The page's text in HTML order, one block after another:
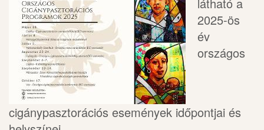
2025-ös
év
országos
cigánypasztorációs események időpontjai és